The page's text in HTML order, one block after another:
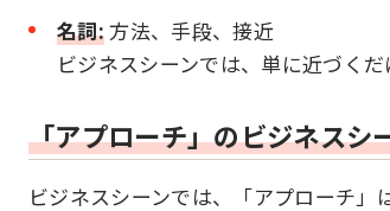
名詞:方法、手段、接近
ビジネスシーンでは、単に近づく
「アプローチ」のビジネスシ
ビジネスシーンでは、「アプローチ」